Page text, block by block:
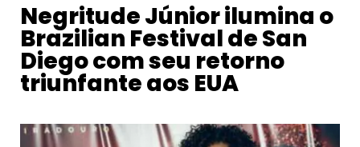
Negritude Júnior ilumina o
Brazilian Festival de San
Diego com seu retorno
triunfante aos EUA